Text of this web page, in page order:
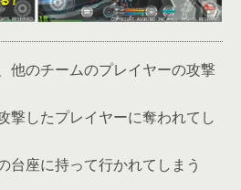
他のチームのプレイヤーの攻撃
撃したプレイヤーに奪われてし
台座に持って行かれてしまう